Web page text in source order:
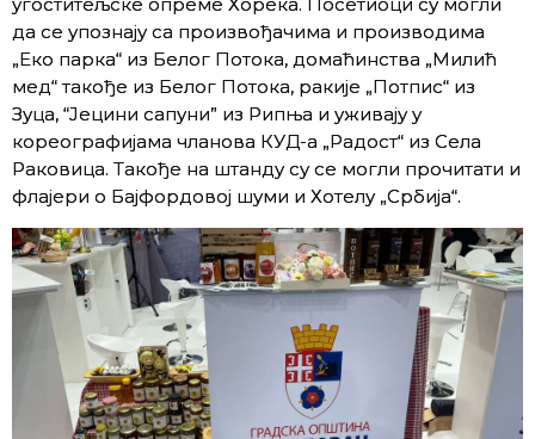
да се упознају са произвођачима и производима
„Еко парка“ из Белог Потока, домаћинства „Милић
мед“ такође из Белог Потока, ракије „Потпис“ из
Зуца, “Јецини сапуни” из Рипња и уживају у
кореографијама чланова КУД-а „Радост“ из Села
Раковица. Такође на штанду су се могли прочитати и
флајери о Бајфордовој шуми и Хотелу „Србија“.